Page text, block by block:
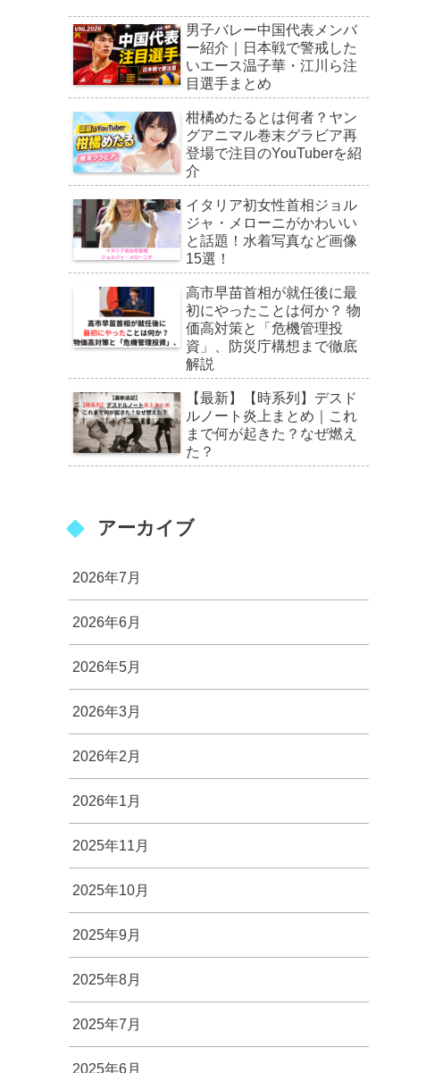
男子バレー中国代表メンバ
ー紹介｜日本戦で警戒した
いエース温子華・江川ら注
目選手まとめ
柑橘めたるとは何者？ヤン
グアニマル巻末グラビア再
登場で注目のYouTuberを紹
介
イタリア初女性首相ジョル
ジャ・メローニがかわいい
と話題！水着写真など画像
15選！
高市早苗首相が就任後に最
初にやったことは何か？ 物
価高対策と「危機管理投
資」、防災庁構想まで徹底
解説
【最新】【時系列】デスド
ルノート炎上まとめ｜これ
まで何が起きた？なぜ燃え
た？
アーカイブ
2026年7月
2026年6月
2026年5月
2026年3月
2026年2月
2026年1月
2025年11月
2025年10月
2025年9月
2025年8月
2025年7月
2025年6月